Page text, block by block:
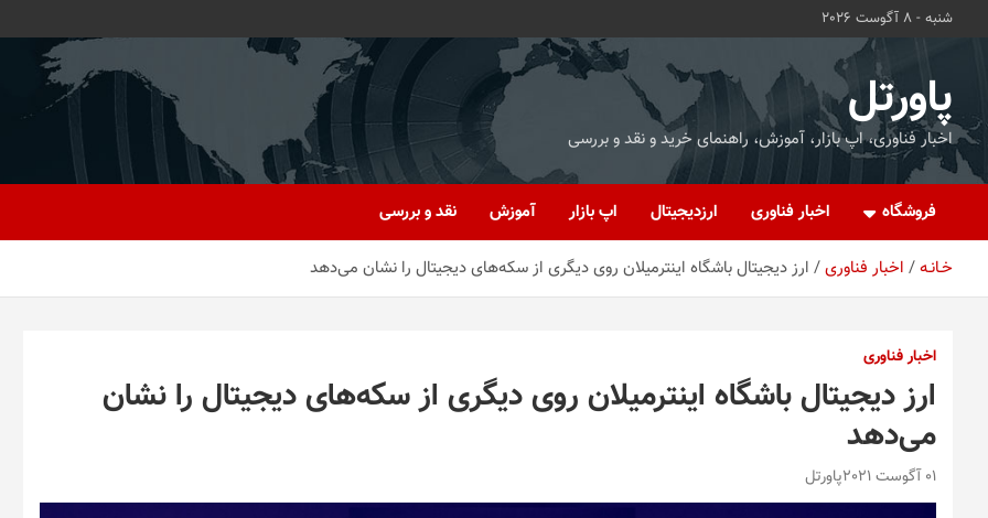
شنبه - 8 آگوست 2026
پاورتل
اخبار فناوری، اپ بازار، آموزش، راهنمای خرید و نقد و بررسی
فروشگاه اخبار فناوری ارزدیجیتال اپ بازار آموزش نقد و بررسی
خـانـه اخبار فناوری ارز دیجیتال باشگاه اینترمیلان روی دیگری از سکه‌های دیجیتال را نشان می‌دهد
اخبار فناوری
ارز دیجیتال باشگاه اینترمیلان روی دیگری از سکه‌های دیجیتال را نشان
می‌دهد
01 آگوست 2021 پاورتل